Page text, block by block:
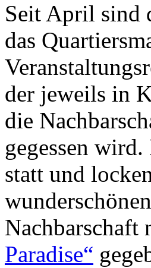
Seit April sind
das
der jeweils in
die
gegessen
statt und
Nachbarschaft
Paradise“